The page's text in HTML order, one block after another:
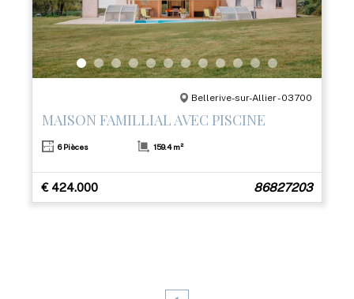
Bellerive-sur-Allier - 03700
MAISON FAMILLIAL AVEC PISCINE
6 Pièces 159.4 m²
€ 424.000 86827203